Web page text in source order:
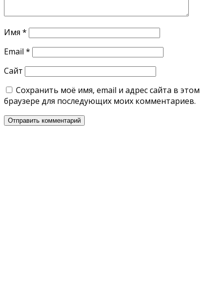
Имя *
Email *
Сайт
Сохранить моё имя, email и адрес сайта в этом
браузере для последующих моих комментариев.